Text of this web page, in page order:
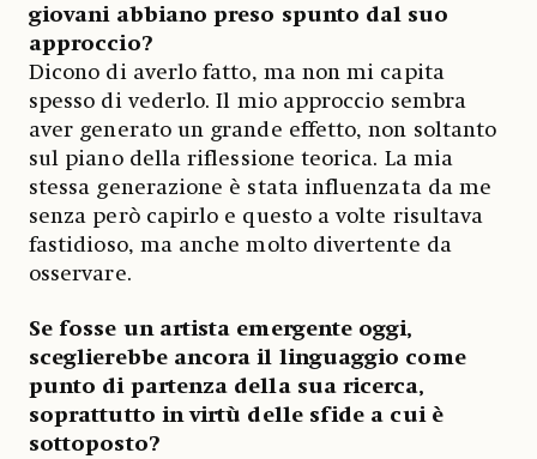
giovani abbiano preso spunto dal suo
approccio?
Dicono di averlo fatto, ma non mi capita
spesso di vederlo. Il mio approccio sembra
aver generato un grande effetto, non soltanto
sul piano della riflessione teorica. La mia
stessa generazione è stata influenzata da me
senza però capirlo e questo a volte risultava
fastidioso, ma anche molto divertente da
osservare.
Se fosse un artista emergente oggi,
sceglierebbe ancora il linguaggio come
punto di partenza della sua ricerca,
soprattutto in virtù delle sfide a cui è
sottoposto?